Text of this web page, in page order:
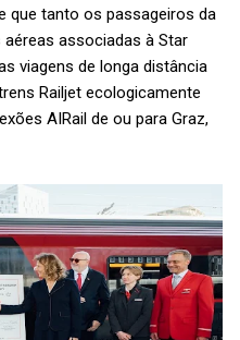
que tanto os passageiros da
associadas à Star
viagens de longa distância
Railjet ecologicamente
AIRail de ou para Graz,